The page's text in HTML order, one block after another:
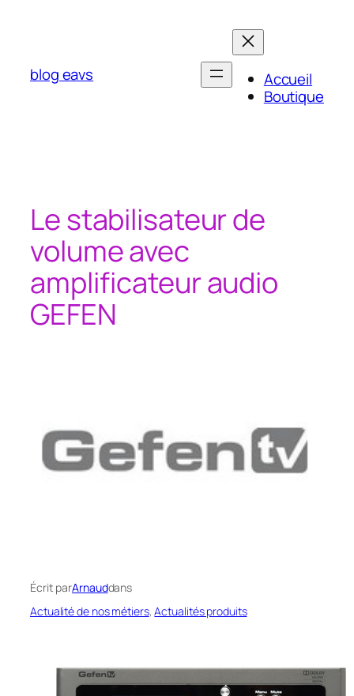
blog eavs
Accueil
Boutique
Le stabilisateur de
volume avec
amplificateur audio
GEFEN
Écrit parArnauddans
Actualité de nos métiers, Actualités produits